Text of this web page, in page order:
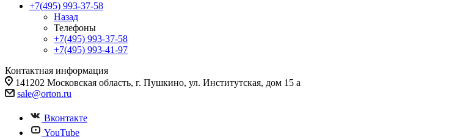
+7(495) 993-37-58
Назад
Телефоны
+7(495) 993-37-58
+7(495) 993-41-97
Контактная информация
141202 Московская область, г. Пушкино, ул. Институтская, дом 15 а
sale@orton.ru
Вконтакте
YouTube